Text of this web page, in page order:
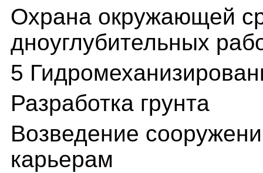
Охрана окружающей
дноуглубительных
5
Разработка грунта
Возведение
карьерам